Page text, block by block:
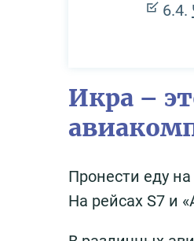
Икра –
Пронести еду
На рейсах S7 и